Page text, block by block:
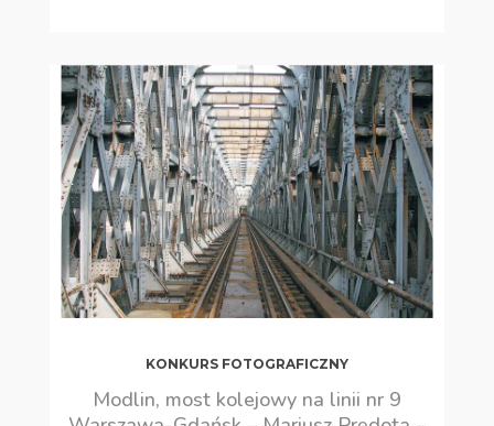
KONKURS FOTOGRAFICZNY
Modlin, most kolejowy na linii nr 9